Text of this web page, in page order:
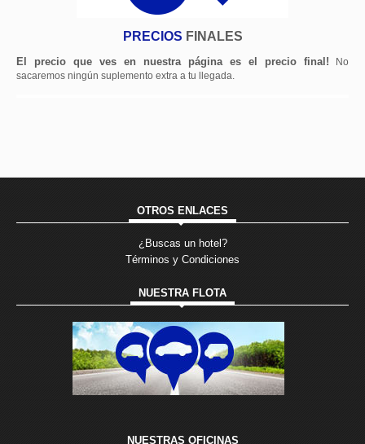
PRECIOS FINALES
El precio que ves en nuestra página es el precio final! No
sacaremos ningún suplemento extra a tu llegada.
OTROS ENLACES
¿Buscas un hotel?
Términos y Condiciones
NUESTRA FLOTA
NUESTRAS OFICINAS